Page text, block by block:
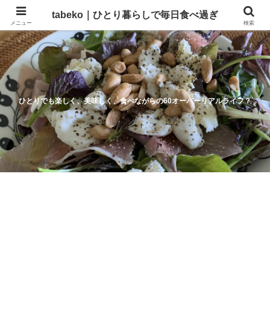
ひとりでも楽しく、美味しく、食べながらの60オーバーリアルライフ？
メニュー
tabeko｜ひとり暮らしで毎日食べ過ぎ
検索